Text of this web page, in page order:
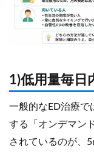
1)低用量毎日
一般的なED治療で
する「オンデマン
されているのが、